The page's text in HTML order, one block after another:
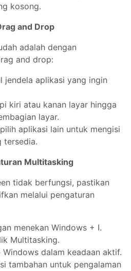
kosong.
and Drop
adalah dengan
and drop:
jendela aplikasi yang ingin
kiri atau kanan layar hingga
layar.
aplikasi lain untuk mengisi
tersedia.
Multitasking
tidak berfungsi, pastikan
melalui pengaturan
menekan Windows + I.
Multitasking.
Windows dalam keadaan aktif.
tambahan untuk pengalaman